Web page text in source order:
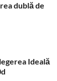
dublă de
Ideală